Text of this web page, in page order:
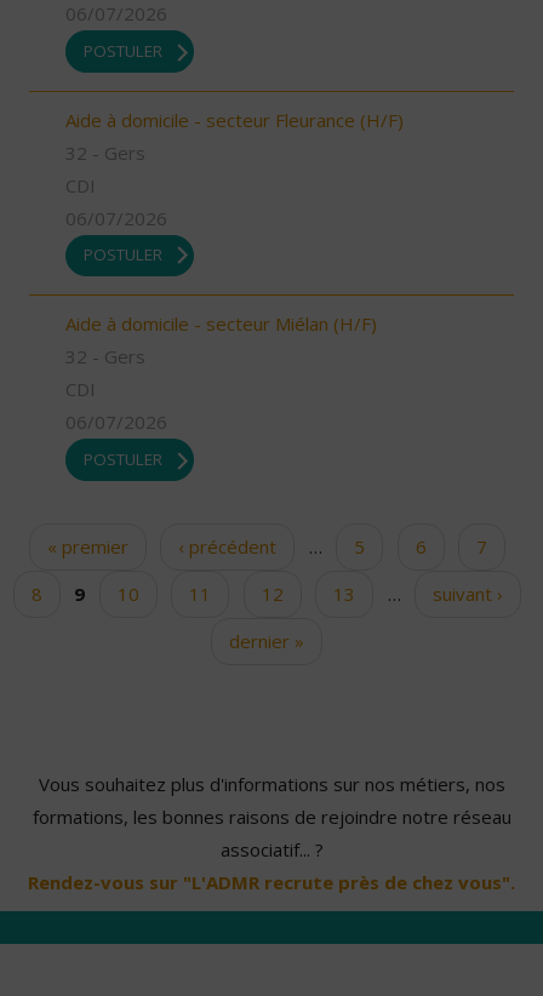
06/07/2026
POSTULER
Aide à domicile - secteur Fleurance (H/F)
32 - Gers
CDI
06/07/2026
POSTULER
Aide à domicile - secteur Miélan (H/F)
32 - Gers
CDI
06/07/2026
POSTULER
Pages« premier ‹ précédent … 5 6
7
8
9 10 11 12 13 …
suivant ›
dernier »
Vous souhaitez plus d'informations sur nos métiers, nos
formations, les bonnes raisons de rejoindre notre réseau
associatif... ?
Rendez-vous sur "L'ADMR recrute près de chez vous".